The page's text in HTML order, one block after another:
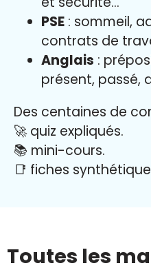
PSE : sommeil,
contrats de
Anglais :
présent, passé,
Des centaines de
🚀 quiz expliqués.
📚 mini-cours.
📑 fiches
Toutes les